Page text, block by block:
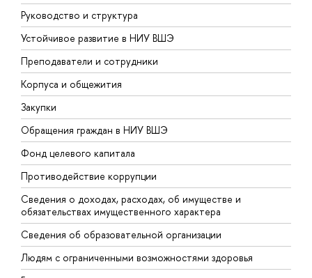
Руководство и структура
Устойчивое развитие в НИУ ВШЭ
Преподаватели и сотрудники
Корпуса и общежития
Закупки
Обращения граждан в НИУ ВШЭ
Фонд целевого капитала
Противодействие коррупции
Сведения о доходах, расходах, об имуществе и
обязательствах имущественного характера
Сведения об образовательной организации
Людям с ограниченными возможностями здоровья